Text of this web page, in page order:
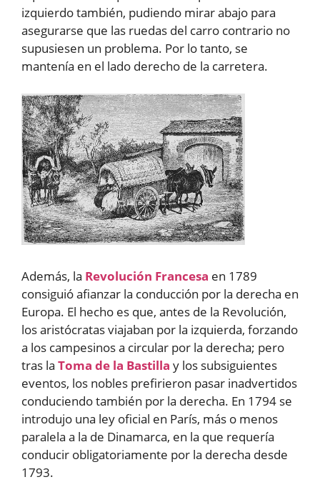
izquierdo también, pudiendo mirar abajo para
asegurarse que las ruedas del carro contrario no
supusiesen un problema. Por lo tanto, se
mantenía en el lado derecho de la carretera.
Además, la Revolución Francesa en 1789
consiguió afianzar la conducción por la derecha en
Europa. El hecho es que, antes de la Revolución,
los aristócratas viajaban por la izquierda, forzando
a los campesinos a circular por la derecha; pero
tras la Toma de la Bastilla y los subsiguientes
eventos, los nobles prefirieron pasar inadvertidos
conduciendo también por la derecha. En 1794 se
introdujo una ley oficial en París, más o menos
paralela a la de Dinamarca, en la que requería
conducir obligatoriamente por la derecha desde
1793.